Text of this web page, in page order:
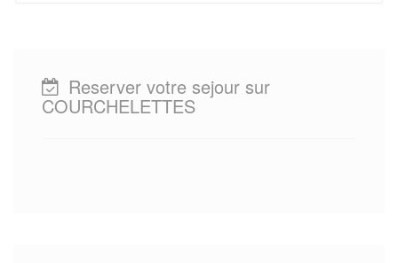
Reserver votre sejour sur
COURCHELETTES